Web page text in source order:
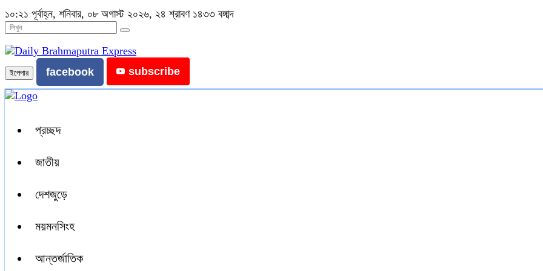
১০:২১ পূর্বাহ্ন, শনিবার, ০৮ অগাস্ট ২০২৬, ২৪ শ্রাবণ ১৪৩৩ বঙ্গাব্দ
ইপেপার facebook subscribe
প্রচ্ছদ
জাতীয়
দেশজুড়ে
ময়মনসিংহ
আন্তর্জাতিক